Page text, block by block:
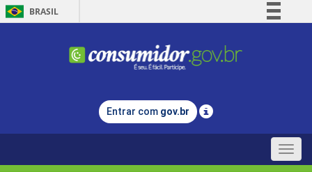
BRASIL
Comunica BR
Legislação
Entrar com gov.br
Toggle